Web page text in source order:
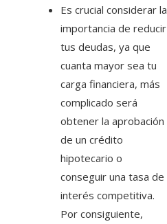
Es crucial considerar la
importancia de reducir
tus deudas, ya que
cuanta mayor sea tu
carga financiera, más
complicado será
obtener la aprobación
de un crédito
hipotecario o
conseguir una tasa de
interés competitiva.
Por consiguiente,